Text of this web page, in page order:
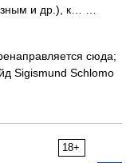
и др.), к… …
сюда;
Sigismund Schlomo
18+